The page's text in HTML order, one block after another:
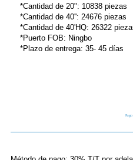
*Cantidad de 20": 10838 piezas
*Cantidad de 40'': 24676 piezas
*Cantidad de 40'HQ: 26322
*Puerto FOB: Ningbo
*Plazo de entrega: 35- 45 días